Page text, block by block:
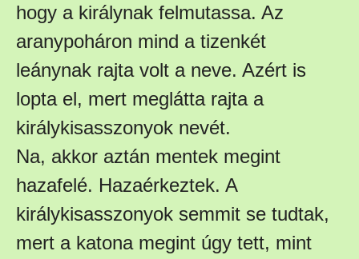
hogy a királynak felmutassa. Az
aranypoháron mind a tizenkét
leánynak rajta volt a neve. Azért is
lopta el, mert meglátta rajta a
királykisasszonyok nevét.
Na, akkor aztán mentek megint
hazafelé. Hazaérkeztek. A
királykisasszonyok semmit se tudtak,
mert a katona megint úgy tett, mint